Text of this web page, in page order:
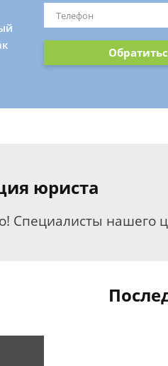
юриста
Специалисты нашего